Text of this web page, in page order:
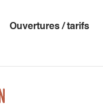
Ouvertures / tarifs